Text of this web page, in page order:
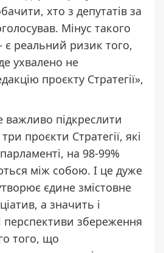
хто з депутатів за
Мінус такого
є реальний ризик того,
ухвалено не
проєкту Стратегії»,
важливо підкреслити
проєкти Стратегії, які
на 98-99%
між собою. І це дуже
єдине змістовне
а значить і
перспективи збереження
того, що